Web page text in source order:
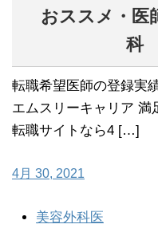
おススメ・医
科
転職希望医師の登録実
エムスリーキャリア 満
転職サイトなら4 […]
4月 30, 2021
美容外科医